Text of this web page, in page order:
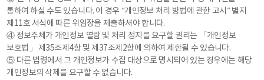
통하여 하실 수도 있습니다. 이 경우 “개인정보 처리 방법에 관한 고시” 별지
제11호 서식에 따른 위임장을 제출하셔야 합니다.
④ 정보주체가 개인정보 열람 및 처리 정지를 요구할 권리는 「개인정보
보호법」 제35조제4항 및 제37조제2항에 의하여 제한될 수 있습니다.
⑤ 다른 법령에서 그 개인정보가 수집 대상으로 명시되어 있는 경우에는 해당
개인정보의 삭제를 요구할 수 없습니다.